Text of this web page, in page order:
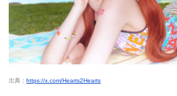
出典： https://x.com/Hearts2Hearts